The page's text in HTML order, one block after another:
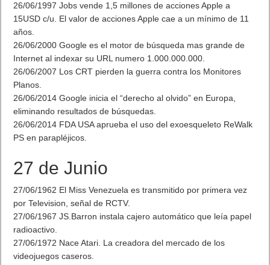
26/06/1997 Jobs vende 1,5 millones de acciones Apple a
15USD c/u. El valor de acciones Apple cae a un mínimo de 11
años.
26/06/2000 Google es el motor de búsqueda mas grande de
Internet al indexar su URL numero 1.000.000.000.
26/06/2007 Los CRT pierden la guerra contra los Monitores
Planos.
26/06/2014 Google inicia el “derecho al olvido” en Europa,
eliminando resultados de búsquedas.
26/06/2014 FDA USA aprueba el uso del exoesqueleto ReWalk
PS en parapléjicos.
27 de Junio
27/06/1962 El Miss Venezuela es transmitido por primera vez
por Television, señal de RCTV.
27/06/1967 JS.Barron instala cajero automático que leía papel
radioactivo.
27/06/1972 Nace Atari. La creadora del mercado de los
videojuegos caseros.